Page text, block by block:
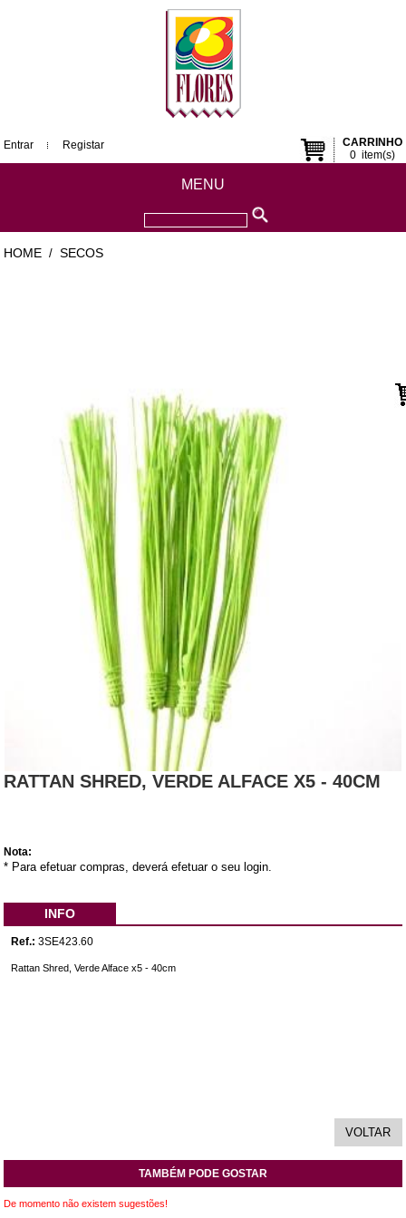
CARRINHO
0item(s)
Entrar Registar
MENU
HOME / SECOS
RATTAN SHRED, VERDE ALFACE X5 - 40CM
Nota:
* Para efetuar compras, deverá efetuar o seu login.
INFO
Ref.: 3SE423.60
Rattan Shred, Verde Alface x5 - 40cm
TAMBÉM PODE GOSTAR
De momento não existem sugestões!